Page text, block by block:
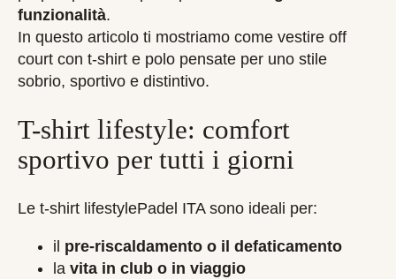
funzionalità.
In questo articolo ti mostriamo come vestire off
court con t-shirt e polo pensate per uno stile
sobrio, sportivo e distintivo.
T-shirt lifestyle: comfort
sportivo per tutti i giorni
Le t-shirt lifestylePadel ITA sono ideali per:
il pre-riscaldamento o il defaticamento
la vita in club o in viaggio